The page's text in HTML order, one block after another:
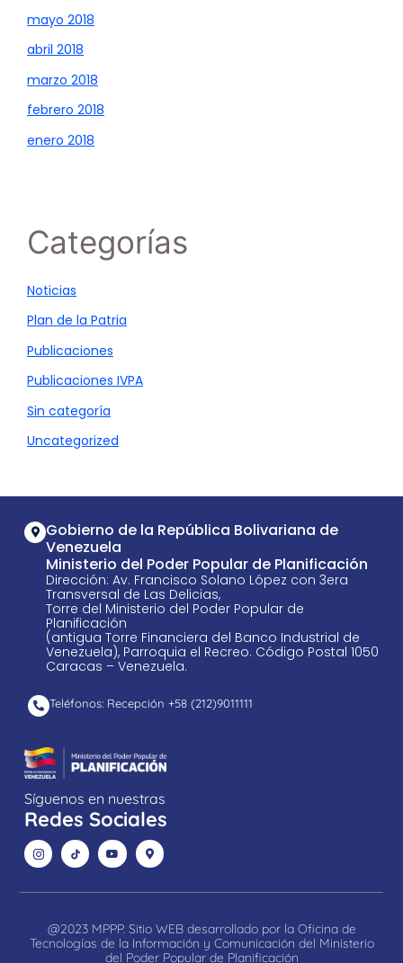
mayo 2018
abril 2018
marzo 2018
febrero 2018
enero 2018
Categorías
Noticias
Plan de la Patria
Publicaciones
Publicaciones IVPA
Sin categoría
Uncategorized
Gobierno de la República Bolivariana de
Venezuela
Ministerio del Poder Popular de Planificación
Dirección: Av. Francisco Solano López con 3era
Transversal de Las Delicias,
Torre del Ministerio del Poder Popular de
Planificación
(antigua Torre Financiera del Banco Industrial de
Venezuela), Parroquia el Recreo. Código Postal 1050
Caracas – Venezuela.
Teléfonos: Recepción +58 ​(212)9011111
Síguenos en nuestras
Redes Sociales
@2023 MPPP. Sitio WEB desarrollado por la Oficina de
Tecnologías de la Información y Comunicación del Ministerio
del Poder Popular de Planificación